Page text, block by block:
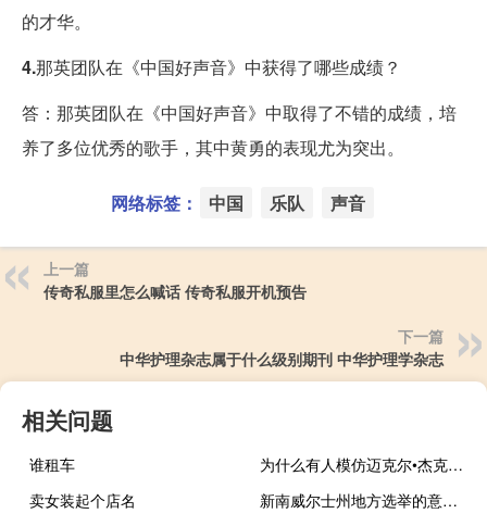
的才华。
4.那英团队在《中国好声音》中获得了哪些成绩？
答：那英团队在《中国好声音》中取得了不错的成绩，培
养了多位优秀的歌手，其中黄勇的表现尤为突出。
网络标签： 中国 乐队 声音
上一篇
传奇私服里怎么喊话 传奇私服开机预告
下一篇
中华护理杂志属于什么级别期刊 中华护理学杂志
相关问题
谁租车
为什么有人模仿迈克尔•杰克逊的舞蹈却很少学他的歌曲 模仿杰克逊最像的人
卖女装起个店名
新南威尔士州地方选举的意外变局：工党与自由党的双重挑战